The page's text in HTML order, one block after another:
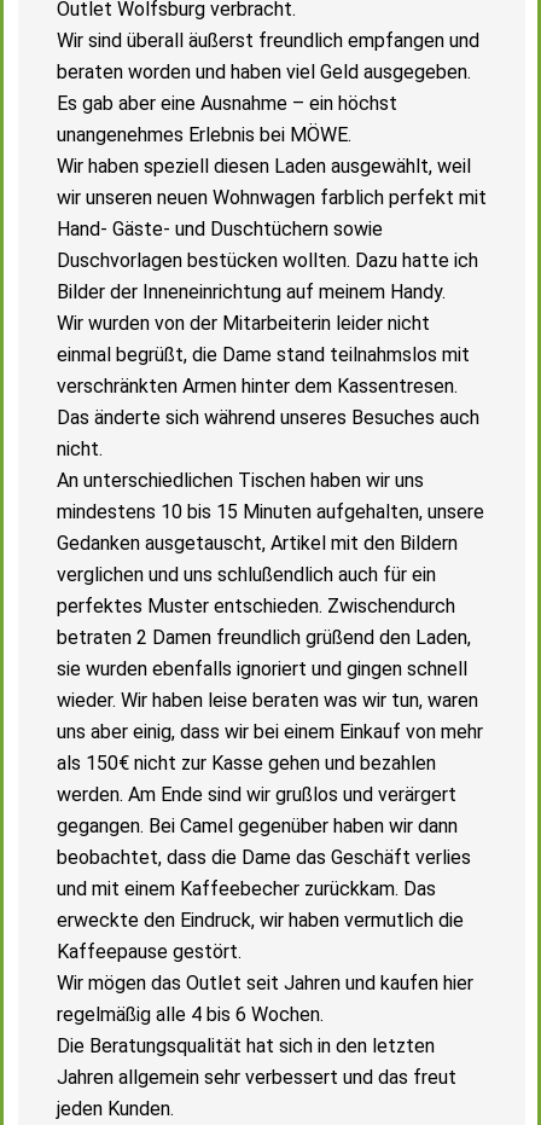
Outlet Wolfsburg verbracht.
Wir sind überall äußerst freundlich empfangen und
beraten worden und haben viel Geld ausgegeben.
Es gab aber eine Ausnahme – ein höchst
unangenehmes Erlebnis bei MÖWE.
Wir haben speziell diesen Laden ausgewählt, weil
wir unseren neuen Wohnwagen farblich perfekt mit
Hand- Gäste- und Duschtüchern sowie
Duschvorlagen bestücken wollten. Dazu hatte ich
Bilder der Inneneinrichtung auf meinem Handy.
Wir wurden von der Mitarbeiterin leider nicht
einmal begrüßt, die Dame stand teilnahmslos mit
verschränkten Armen hinter dem Kassentresen.
Das änderte sich während unseres Besuches auch
nicht.
An unterschiedlichen Tischen haben wir uns
mindestens 10 bis 15 Minuten aufgehalten, unsere
Gedanken ausgetauscht, Artikel mit den Bildern
verglichen und uns schlußendlich auch für ein
perfektes Muster entschieden. Zwischendurch
betraten 2 Damen freundlich grüßend den Laden,
sie wurden ebenfalls ignoriert und gingen schnell
wieder. Wir haben leise beraten was wir tun, waren
uns aber einig, dass wir bei einem Einkauf von mehr
als 150€ nicht zur Kasse gehen und bezahlen
werden. Am Ende sind wir grußlos und verärgert
gegangen. Bei Camel gegenüber haben wir dann
beobachtet, dass die Dame das Geschäft verlies
und mit einem Kaffeebecher zurückkam. Das
erweckte den Eindruck, wir haben vermutlich die
Kaffeepause gestört.
Wir mögen das Outlet seit Jahren und kaufen hier
regelmäßig alle 4 bis 6 Wochen.
Die Beratungsqualität hat sich in den letzten
Jahren allgemein sehr verbessert und das freut
jeden Kunden.